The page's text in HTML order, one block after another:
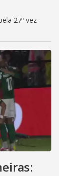
27ª vez